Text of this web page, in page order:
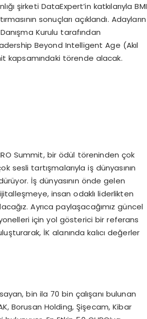
şirketi DataExpert’in katkılarıyla BMI
sonuçları açıklandı. Adayların
Kurulu tarafından
Beyond Intelligent Age (Akıl
kapsamındaki törende alacak.
Summit, bir ödül töreninden çok
sesli tartışmalarıyla iş dünyasının
İş dünyasının önde gelen
insan odaklı liderlikten
Ayrıca paylaşacağımız güncel
için yol gösterici bir referans
İK alanında kalıcı değerler
bin ila 70 bin çalışanı bulunan
Borusan Holding, Şişecam, Kibar